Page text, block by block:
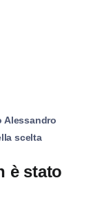
Alessandro
scelta
è stato